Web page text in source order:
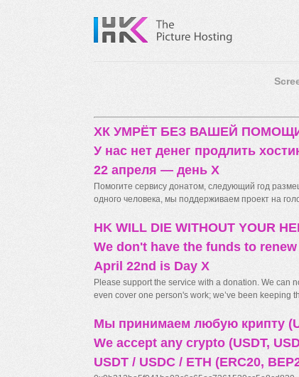
ХК УМРЁТ БЕЗ ВАШЕЙ
У нас нет денег продлить
22 апреля — день X
Помогите сервису донатом, следующий год
одного человека, мы поддерживаем проект на
HK WILL DIE WITHOUT YOUR
We don't have the funds to
April 22nd is Day X
Please support the service with a donation. We can
even cover one person's work; we’ve been keeping
Мы принимаем любую крипту
We accept any crypto (USDT,
USDT / USDC / ETH (ERC20,